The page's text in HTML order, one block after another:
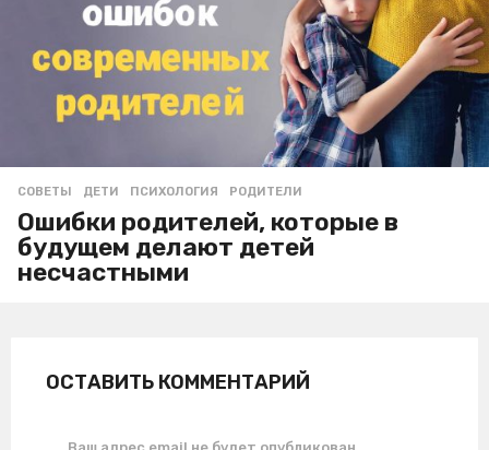
СОВЕТЫ ДЕТИ ,ПСИХОЛОГИЯ ,РОДИТЕЛИ
Ошибки родителей, которые в
будущем делают детей
несчастными
ОСТАВИТЬ КОММЕНТАРИЙ